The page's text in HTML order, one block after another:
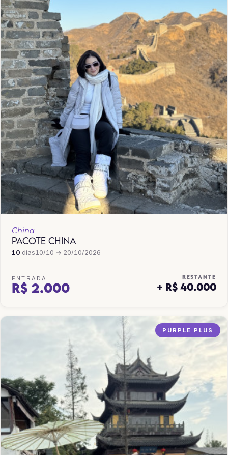
China
PACOTE CHINA
10 dias10/10 → 20/10/2026
ENTRADA
R$ 2.000
RESTANTE
+ R$ 40.000
PURPLE PLUS